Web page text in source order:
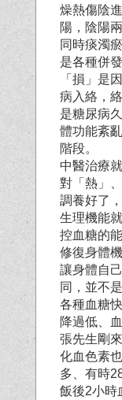
燥熱傷陰
陽，陰陽兩
同時痰濁
是各種併
「損」是
病入絡，
是糖尿病
體功能紊
階段。
中醫治療
對「熱」
調養好了
生理機能
控血糖的
修復身體
讓身體自
同，並不
各種血糖
降過低、
張先生剛
化血色素
多、有時
飯後2小時